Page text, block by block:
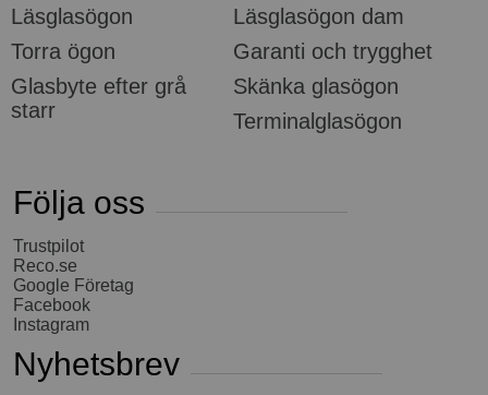
Läsglasögon
Läsglasögon dam
Torra ögon
Garanti och trygghet
Glasbyte efter grå
starr
Skänka glasögon
Terminalglasögon
Följa oss
Trustpilot
Reco.se
Google Företag
Facebook
Instagram
Nyhetsbrev